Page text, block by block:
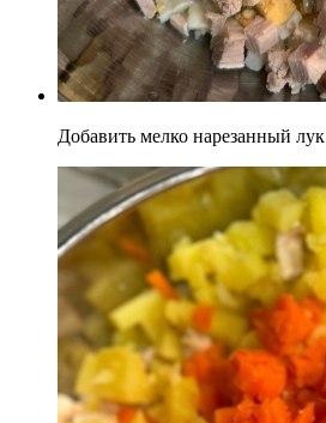
Добавить мелко нарезанный лук